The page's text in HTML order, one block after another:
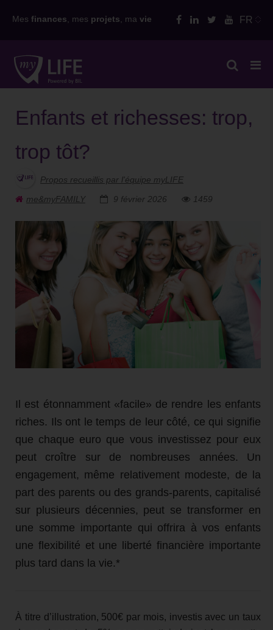
to
Mes finances , mes projets , ma vie FR
Enfants et richesses: trop,
trop tôt?
Propos recueillis par l'équipe myLIFE
me&myFAMILY
9 février 2026 1459
Il est étonnamment «facile» de rendre les enfants
riches. Ils ont le temps de leur côté, ce qui signifie
que chaque euro que vous investissez pour eux
peut croître sur de nombreuses années. Un
engagement, même relativement modeste, de la
part des parents ou des grands-parents, capitalisé
sur plusieurs décennies, peut se transformer en
une somme importante qui offrira à vos enfants
une flexibilité et une liberté financière importante
plus tard dans la vie.*
À titre d’illustration, 500€ par mois, investis avec un taux